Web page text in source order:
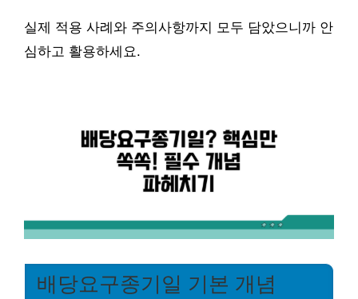
실제 적용 사례와 주의사항까지 모두 담았으니까 안
심하고 활용하세요.
배당요구종기일 기본 개념